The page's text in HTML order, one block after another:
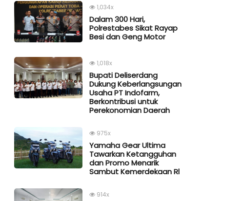
1,034x
Dalam 300 Hari,
Polrestabes Sikat Rayap
Besi dan Geng Motor
1,018x
Bupati Deliserdang
Dukung Keberlangsungan
Usaha PT Indofarm,
Berkontribusi untuk
Perekonomian Daerah
975x
Yamaha Gear Ultima
Tawarkan Ketangguhan
dan Promo Menarik
Sambut Kemerdekaan Rl
914x